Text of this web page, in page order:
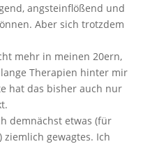
angsteinflößend und
Aber sich trotzdem
mehr in meinen 20ern,
Therapien hinter mir
hat das bisher auch nur
demnächst etwas (für
ziemlich gewagtes. Ich